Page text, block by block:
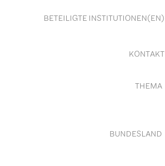
BETEILIGTE INSTITUTIONEN(EN)
KONTAKT
THEMA
BUNDESLAND